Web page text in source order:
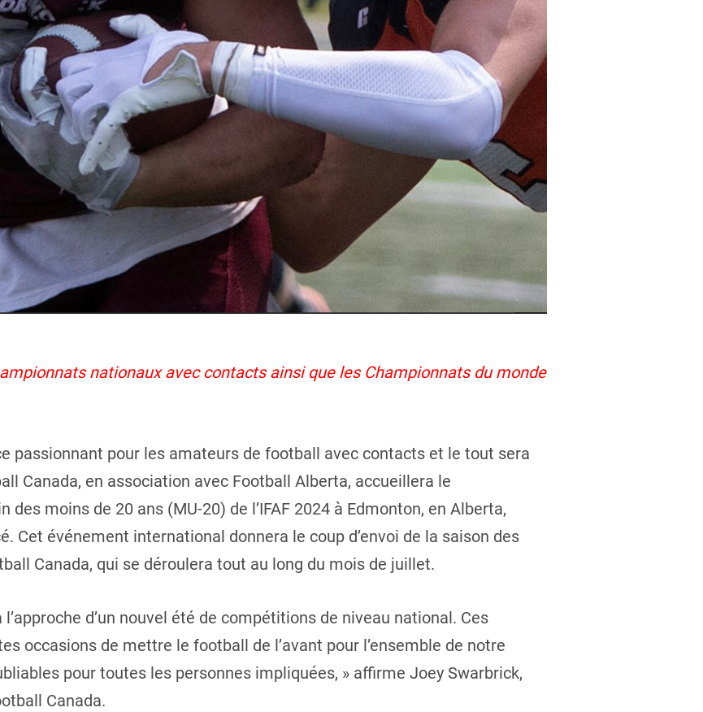
nationaux avec contacts ainsi que les Championnats du monde
passionnant pour les amateurs de football avec contacts et le tout sera
Canada, en association avec Football Alberta, accueillera le
moins de 20 ans (MU-20) de l’IFAF 2024 à Edmonton, en Alberta,
Cet événement international donnera le coup d’envoi de la saison des
Canada, qui se déroulera tout au long du mois de juillet.
d’un nouvel été de compétitions de niveau national. Ces
occasions de mettre le football de l’avant pour l’ensemble de notre
pour toutes les personnes impliquées, » affirme Joey Swarbrick,
Canada.